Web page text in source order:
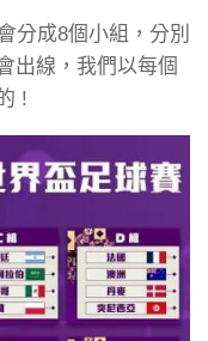
分成8個小組，分別
出線，我們以每個
!